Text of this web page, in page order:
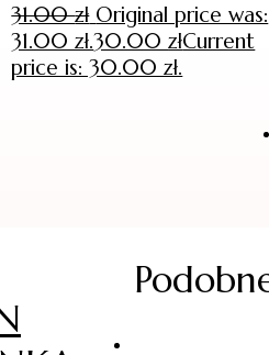
31.00zł Original price was:
31.00 zł.30.00złCurrent
price is: 30.00 zł.